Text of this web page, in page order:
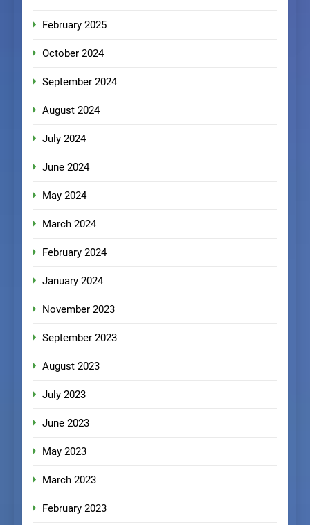
February 2025
October 2024
September 2024
August 2024
July 2024
June 2024
May 2024
March 2024
February 2024
January 2024
November 2023
September 2023
August 2023
July 2023
June 2023
May 2023
March 2023
February 2023